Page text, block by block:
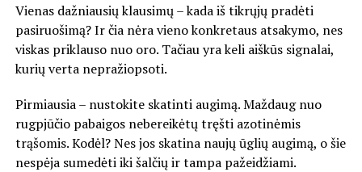
Vienas dažniausių klausimų – kada iš tikrųjų pradėti
pasiruošimą? Ir čia nėra vieno konkretaus atsakymo, nes
viskas priklauso nuo oro. Tačiau yra keli aiškūs signalai,
kurių verta nepražiopsoti.
Pirmiausia – nustokite skatinti augimą. Maždaug nuo
rugpjūčio pabaigos nebereikėtų tręšti azotinėmis
trąšomis. Kodėl? Nes jos skatina naujų ūglių augimą, o šie
nespėja sumedėti iki šalčių ir tampa pažeidžiami.